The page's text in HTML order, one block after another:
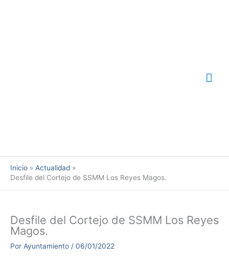
Inicio
Actualidad
Desfile del Cortejo de SSMM Los Reyes Magos.
Desfile del Cortejo de SSMM Los Reyes
Magos.
Por Ayuntamiento / 06/01/2022